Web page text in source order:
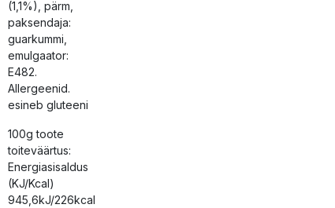
(1,1%), pärm,
paksendaja:
guarkummi,
emulgaator:
E482.
Allergeenid.
esineb gluteeni
100g toote
toiteväärtus:
Energiasisaldus
(KJ/Kcal)
945,6kJ/226kcal